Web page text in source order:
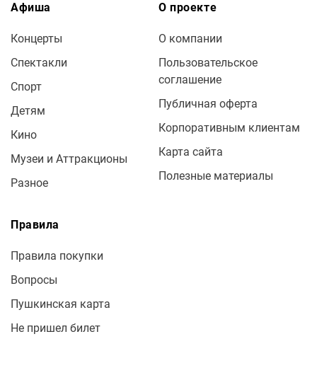
Афиша
Концерты
Спектакли
Спорт
Детям
Кино
Музеи и Аттракционы
Разное
О проекте
О компании
Пользовательское
соглашение
Публичная оферта
Корпоративным клиентам
Карта сайта
Полезные материалы
Правила
Правила покупки
Вопросы
Пушкинская карта
Не пришел билет